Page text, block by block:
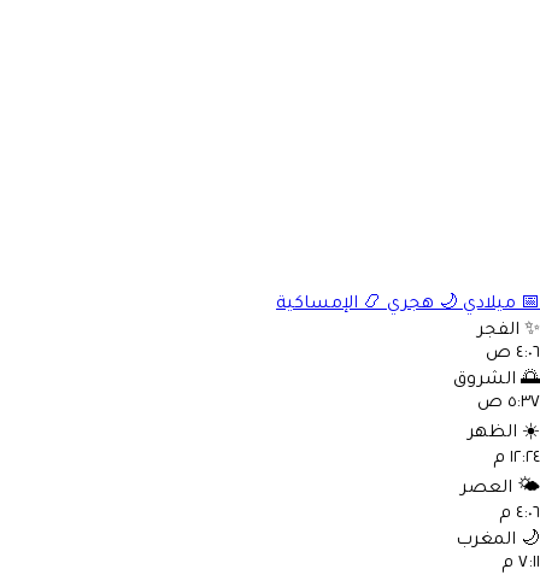
📅 ميلادي 🌙 هجري 📿 الإمساكية
✨ الفجر
٤:٠٦ ص
🌅 الشروق
٥:٣٧ ص
☀️ الظهر
١٢:٢٤ م
🌤️ العصر
٤:٠٦ م
🌙 المغرب
٧:١١ م